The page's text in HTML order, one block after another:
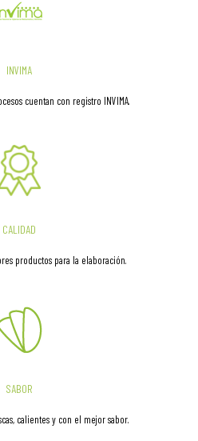
INVIMA
cuentan con registro INVIMA.
CALIDAD
productos para la elaboración.
SABOR
calientes y con el mejor sabor.